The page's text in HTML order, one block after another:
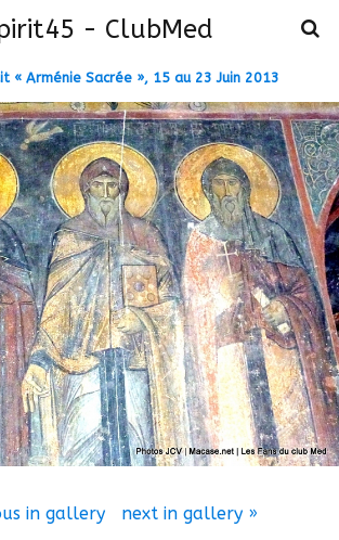
- ClubMed
« Arménie Sacrée », 15 au 23 Juin 2013
in gallery next in gallery »